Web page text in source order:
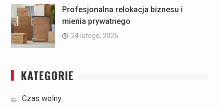
Profesjonalna relokacja biznesu i
mienia prywatnego
24 lutego, 2026
KATEGORIE
Czas wolny